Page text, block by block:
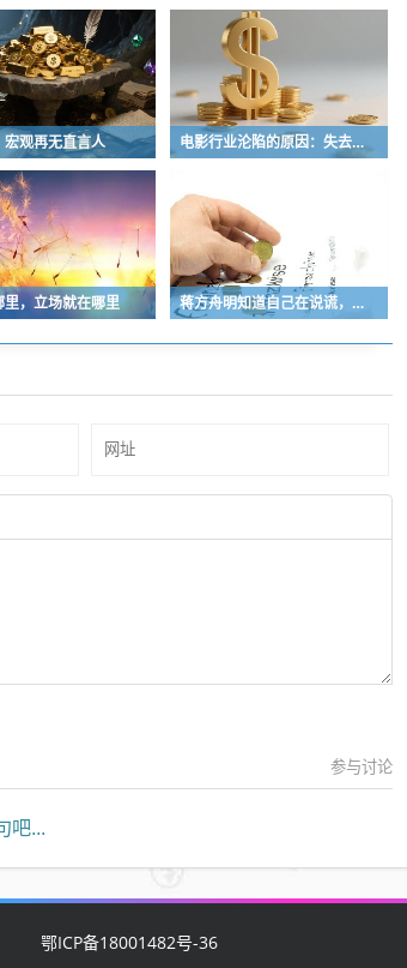
观再无直言人 电影行业沦陷的原因：失去了感知时代脉搏的能力 -- 兼论韩寒成功的原因
里，立场就在哪里 蒋方舟明知道自己在说谎，为什么还敢报警？
参与讨论
吧...
鄂ICP备18001482号-36